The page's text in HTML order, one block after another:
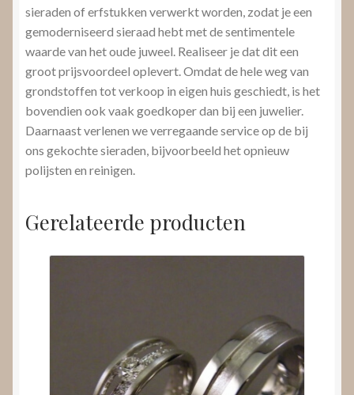
sieraden of erfstukken verwerkt worden, zodat je een
gemoderniseerd sieraad hebt met de sentimentele
waarde van het oude juweel. Realiseer je dat dit een
groot prijsvoordeel oplevert. Omdat de hele weg van
grondstoffen tot verkoop in eigen huis geschiedt, is het
bovendien ook vaak goedkoper dan bij een juwelier.
Daarnaast verlenen we verregaande service op de bij
ons gekochte sieraden, bijvoorbeeld het opnieuw
polijsten en reinigen.
Gerelateerde producten